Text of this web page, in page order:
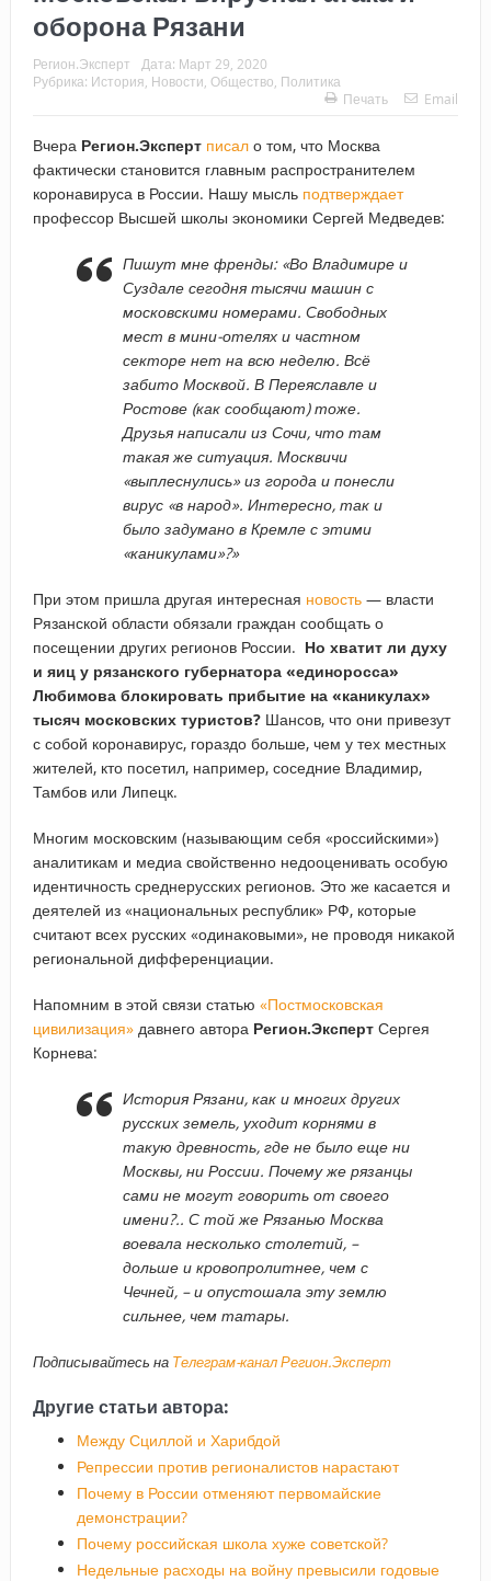
оборона Рязани
Регион.Эксперт Дата: Март 29, 2020
Рубрика: История Новости Общество Политика
Печать
Email
Вчера Регион.Эксперт писало том, что Москва
фактически становится главным распространителем
коронавируса в России. Нашу мысль подтверждает
профессор Высшей школы экономики Сергей Медведев:
Пишут мне френды: «Во Владимире и
Суздале сегодня тысячи машин с
московскими номерами. Свободных
мест в мини-отелях и частном
секторе нет на всю неделю. Всё
забито Москвой. В Переяславле и
Ростове (как сообщают) тоже.
Друзья написали из Сочи, что там
такая же ситуация. Москвичи
«выплеснулись» из города и понесли
вирус «в народ». Интересно, так и
было задумано в Кремле с этими
«каникулами»?»
При этом пришла другая интересная новость— власти
Рязанской области обязали граждан сообщать о
посещении других регионов России. Но хватит ли духу
и яиц у рязанского губернатора «единоросса»
Любимова блокировать прибытие на «каникулах»
тысяч московских туристов?Шансов, что они привезут
с собой коронавирус, гораздо больше, чем у тех местных
жителей, кто посетил, например, соседние Владимир,
Тамбов или Липецк.
Многим московским (называющим себя «российскими»)
аналитикам и медиа свойственно недооценивать особую
идентичность среднерусских регионов. Это же касается и
деятелей из «национальных республик» РФ, которые
считают всех русских «одинаковыми», не проводя никакой
региональной дифференциации.
Напомним в этой связи статью «Постмосковская
цивилизация»давнего автора Регион.ЭкспертСергея
Корнева:
История Рязани, как и многих других
русских земель, уходит корнями в
такую древность, где не было еще ни
Москвы, ни России. Почему же рязанцы
сами не могут говорить от своего
имени?.. С той же Рязанью Москва
воевала несколько столетий, –
дольше и кровопролитнее, чем с
Чечней, – и опустошала эту землю
сильнее, чем татары.
Подписывайтесь на Телеграм-канал Регион.Эксперт
Другие статьи автора:
Между Сциллой и Харибдой
Репрессии против регионалистов нарастают
Почему в России отменяют первомайские
демонстрации?
Почему российская школа хуже советской?
Недельные расходы на войну превысили годовые